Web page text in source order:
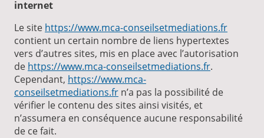
internet
Le site https://www.mca-conseilsetmediations.fr
contient un certain nombre de liens hypertextes
vers d’autres sites, mis en place avec l’autorisation
de https://www.mca-conseilsetmediations.fr.
Cependant, https://www.mca-
conseilsetmediations.fr n’a pas la possibilité de
vérifier le contenu des sites ainsi visités, et
n’assumera en conséquence aucune responsabilité
de ce fait.